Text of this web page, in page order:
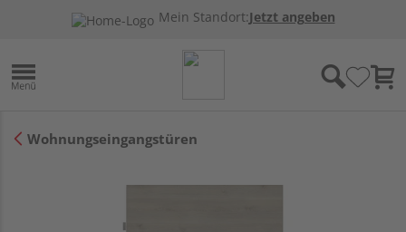
Mein Standort:Jetzt angeben
Wohnungseingangstüren